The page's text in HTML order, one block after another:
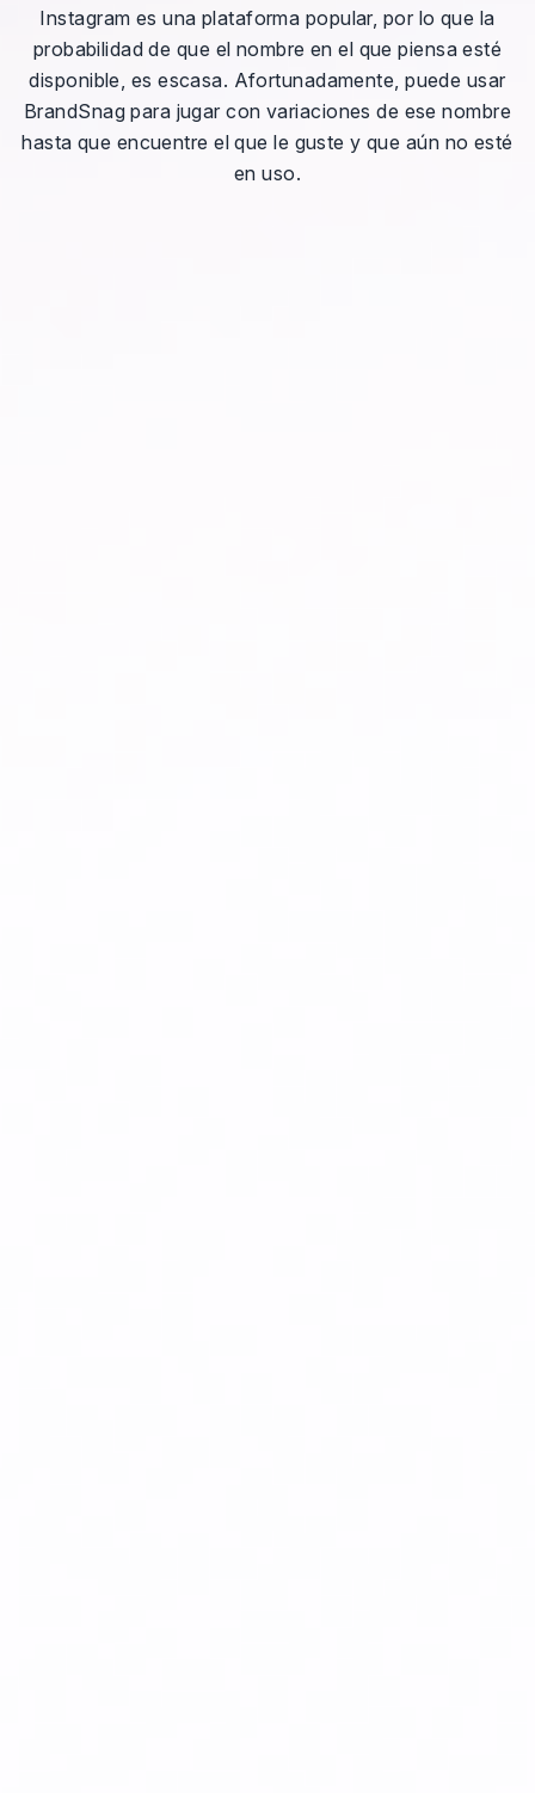
Instagram es una plataforma popular, por lo que la
probabilidad de que el nombre en el que piensa esté
disponible, es escasa. Afortunadamente, puede usar
BrandSnag para jugar con variaciones de ese nombre
hasta que encuentre el que le guste y que aún no esté
en uso.